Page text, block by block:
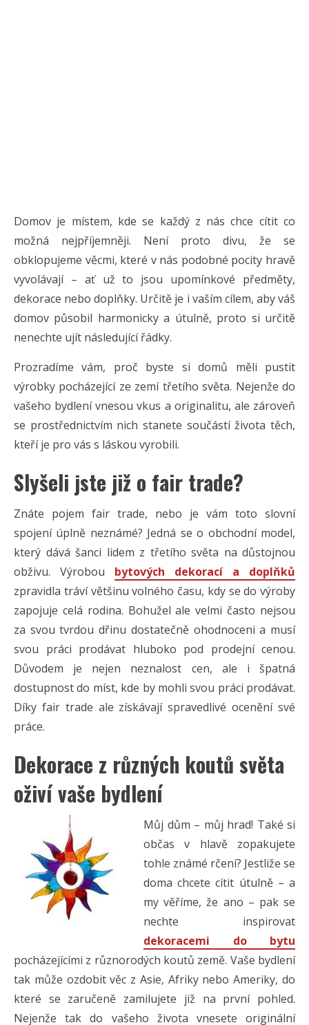
Domov je místem, kde se každý z nás chce cítit co
možná nejpříjemněji. Není proto divu, že se
obklopujeme věcmi, které v nás podobné pocity hravě
vyvolávají – ať už to jsou upomínkové předměty,
dekorace nebo doplňky. Určitě je i vaším cílem, aby váš
domov působil harmonicky a útulně, proto si určitě
nenechte ujít následující řádky.
Prozradíme vám, proč byste si domů měli pustit
výrobky pocházející ze zemí třetího světa. Nejenže do
vašeho bydlení vnesou vkus a originalitu, ale zároveň
se prostřednictvím nich stanete součástí života těch,
kteří je pro vás s láskou vyrobili.
Slyšeli jste již o fair trade?
Znáte pojem fair trade, nebo je vám toto slovní
spojení úplně neznámé? Jedná se o obchodní model,
který dává šanci lidem z třetího světa na důstojnou
obživu. Výrobou bytových dekorací a doplňků
zpravidla tráví většinu volného času, kdy se do výroby
zapojuje celá rodina. Bohužel ale velmi často nejsou
za svou tvrdou dřinu dostatečně ohodnoceni a musí
svou práci prodávat hluboko pod prodejní cenou.
Důvodem je nejen neznalost cen, ale i špatná
dostupnost do míst, kde by mohli svou práci prodávat.
Díky fair trade ale získávají spravedlivé ocenění své
práce.
Dekorace z různých koutů světa
oživí vaše bydlení
Můj dům – můj hrad! Také si
občas v hlavě zopakujete
tohle známé rčení? Jestliže se
doma chcete cítit útulně – a
my věříme, že ano – pak se
nechte inspirovat
dekoracemi do bytu
pocházejícími z různorodých koutů země. Vaše bydlení
tak může ozdobit věc z Asie, Afriky nebo Ameriky, do
které se zaručeně zamilujete již na první pohled.
Nejenže tak do vašeho života vnesete originální